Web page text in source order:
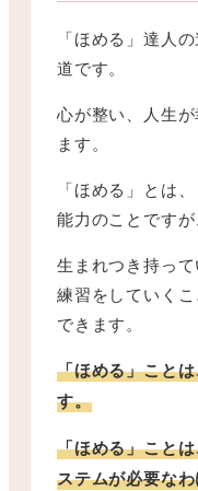
「ほめる」達人
道です。
心が整い、人生
ます。
「ほめる」とは
能力のことですが
生まれつき持っ
練習をしていく
できます。
「ほめる」こと
す。
「ほめる」こと
ステムが必要な